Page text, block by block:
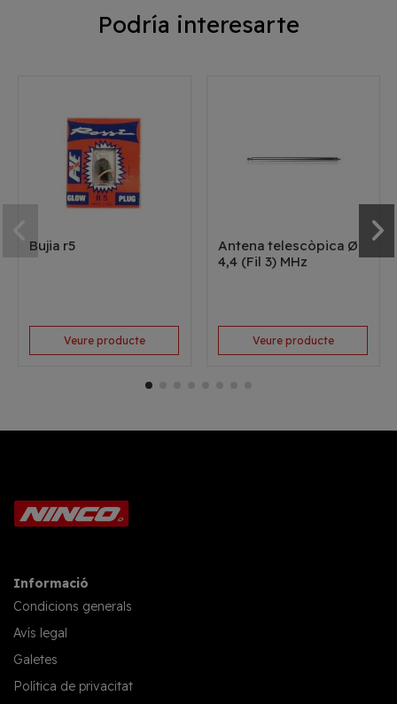
Podría interesarte
Bujia r5
Veure producte
Antena telescòpica Ø
4,4 (Fil 3) MHz
Veure producte
Informació
Condicions generals
Avís legal
Galetes
Política de privacitat